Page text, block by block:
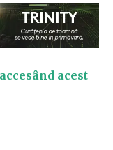
accesând acest